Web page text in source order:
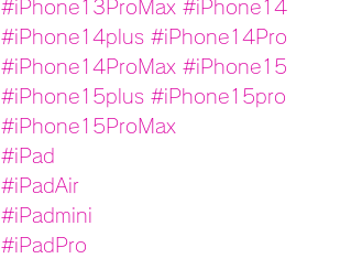
#iPhone13ProMax #iPhone14
#iPhone14plus #iPhone14Pro
#iPhone14ProMax #iPhone15
#iPhone15plus #iPhone15pro
#iPhone15ProMax
#iPad
#iPadAir
#iPadmini
#iPadPro